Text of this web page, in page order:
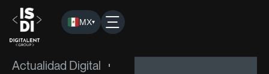
MX▾
ISDI›Blog
Actualidad Digital